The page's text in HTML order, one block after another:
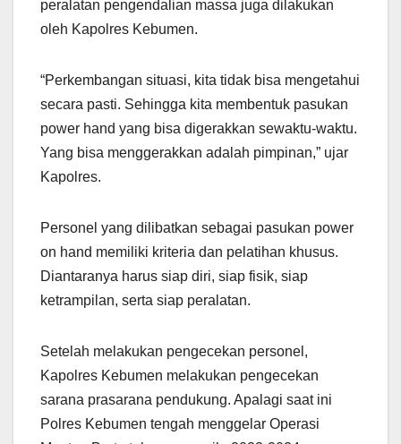
peralatan pengendalian massa juga dilakukan
oleh Kapolres Kebumen.
“Perkembangan situasi, kita tidak bisa mengetahui
secara pasti. Sehingga kita membentuk pasukan
power hand yang bisa digerakkan sewaktu-waktu.
Yang bisa menggerakkan adalah pimpinan,” ujar
Kapolres.
Personel yang dilibatkan sebagai pasukan power
on hand memiliki kriteria dan pelatihan khusus.
Diantaranya harus siap diri, siap fisik, siap
ketrampilan, serta siap peralatan.
Setelah melakukan pengecekan personel,
Kapolres Kebumen melakukan pengecekan
sarana prasarana pendukung. Apalagi saat ini
Polres Kebumen tengah menggelar Operasi